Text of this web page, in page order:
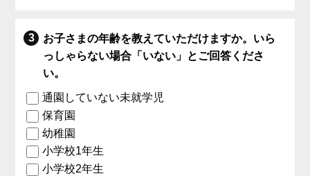
お子さまの年齢を教えていただけますか。いら
っしゃらない場合「いない」とご回答くださ
い。
通園していない未就学児
保育園
幼稚園
小学校1年生
小学校2年生